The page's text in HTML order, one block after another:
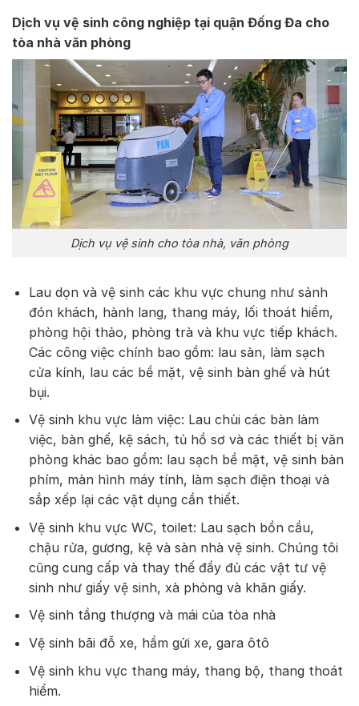
Dịch vụ vệ sinh công nghiệp tại quận Đống Đa cho
tòa nhà văn phòng
Dịch vụ vệ sinh cho tòa nhà, văn phòng
Lau dọn và vệ sinh các khu vực chung như sảnh
đón khách, hành lang, thang máy, lối thoát hiểm,
phòng hội thảo, phòng trà và khu vực tiếp khách.
Các công việc chính bao gồm: lau sàn, làm sạch
cửa kính, lau các bề mặt, vệ sinh bàn ghế và hút
bụi.
Vệ sinh khu vực làm việc: Lau chùi các bàn làm
việc, bàn ghế, kệ sách, tủ hồ sơ và các thiết bị văn
phòng khác bao gồm: lau sạch bề mặt, vệ sinh bàn
phím, màn hình máy tính, làm sạch điện thoại và
sắp xếp lại các vật dụng cần thiết.
Vệ sinh khu vực WC, toilet: Lau sạch bồn cầu,
chậu rửa, gương, kệ và sàn nhà vệ sinh. Chúng tôi
cũng cung cấp và thay thế đầy đủ các vật tư vệ
sinh như giấy vệ sinh, xà phòng và khăn giấy.
Vệ sinh tầng thượng và mái của tòa nhà
Vệ sinh bãi đỗ xe, hầm gửi xe, gara ôtô
Vệ sinh khu vực thang máy, thang bộ, thang thoát
hiểm.